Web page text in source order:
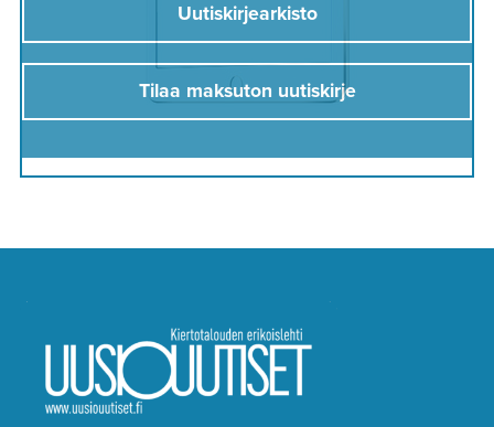
Uutiskirjearkisto
Tilaa maksuton uutiskirje